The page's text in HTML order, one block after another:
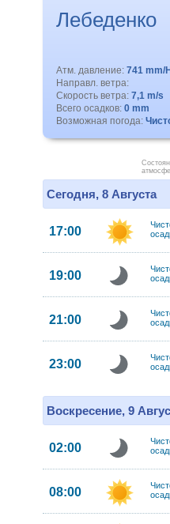
Лебеденко
Атм. давление: 741 mm/
Направл. ветра:
Скорость ветра: 7,1 m/s
Всего осадков: 0 mm
Возможная погода:
Сегодня, 8 Августа
17:00
19:00
21:00
23:00
Воскресение, 9
02:00
08:00